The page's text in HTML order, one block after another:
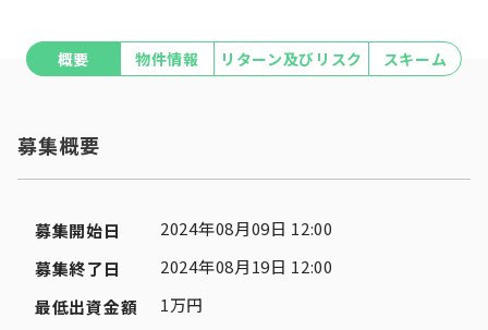
概要 物件情報 リターン及びリスク スキーム
募集概要
募集開始日
2024年08月09日 12:00
募集終了日
2024年08月19日 12:00
最低出資金額
1万円